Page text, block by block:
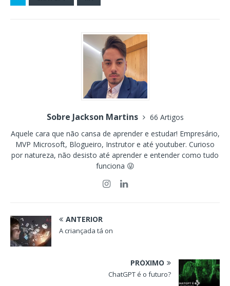
Sobre Jackson Martins
66 Artigos
Aquele cara que não cansa de aprender e estudar! Empresário,
MVP Microsoft, Blogueiro, Instrutor e até youtuber. Curioso
por natureza, não desisto até aprender e entender como tudo
funciona 😜
ANTERIOR
A criançada tá on
PRÓXIMO
ChatGPT é o futuro?